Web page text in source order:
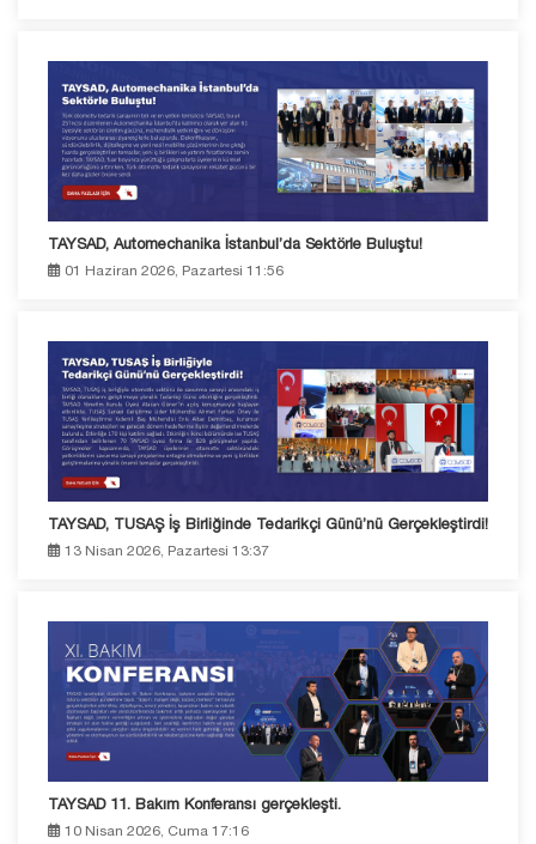
TAYSAD, Automechanika İstanbul’da Sektörle Buluştu!
01 Haziran 2026, Pazartesi 11:56
TAYSAD, TUSAŞ İş Birliğinde Tedarikçi Günü’nü Gerçekleştirdi!
13 Nisan 2026, Pazartesi 13:37
TAYSAD 11. Bakım Konferansı gerçekleşti.
10 Nisan 2026, Cuma 17:16